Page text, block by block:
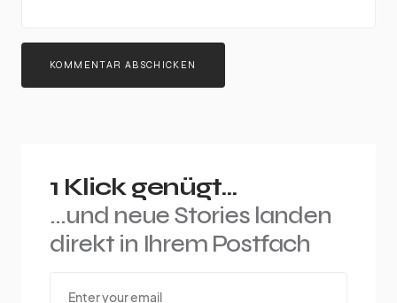
1 Klick genügt...
...und neue Stories landen
direkt in Ihrem Postfach